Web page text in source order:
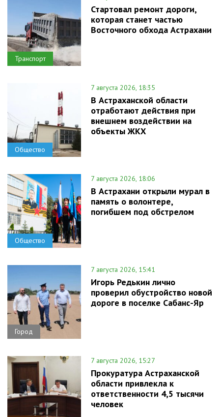
Транспорт
Стартовал ремонт дороги,
которая станет частью
Восточного обхода Астрахани
Общество
7 августа 2026, 18:35
В Астраханской области
отработают действия при
внешнем воздействии на
объекты ЖКХ
Общество
7 августа 2026, 18:06
В Астрахани открыли мурал в
память о волонтере,
погибшем под обстрелом
Город
7 августа 2026, 15:41
Игорь Редькин лично
проверил обустройство новой
дороге в поселке Сабанс-Яр
7 августа 2026, 15:27
Прокуратура Астраханской
области привлекла к
ответственности 4,5 тысячи
человек